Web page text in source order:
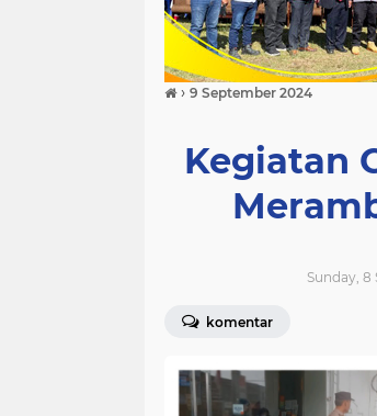
› 9 September 2024
Kegiatan
Sunday, 8
komentar